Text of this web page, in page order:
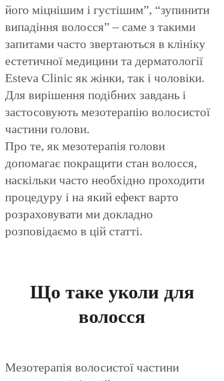
його міцнішим і густішим”, “зупинити
випадіння волосся” – саме з такими
запитами часто звертаються в клініку
естетичної медицини та дерматології
Esteva Clinic як жінки, так і чоловіки.
Для вирішення подібних завдань і
застосовують мезотерапію волосистої
частини голови.
Про те, як мезотерапія голови
допомагає покращити стан волосся,
наскільки часто необхідно проходити
процедуру і на який ефект варто
розраховувати ми докладно
розповідаємо в цій статті.
Що таке уколи для
волосся
Мезотерапія волосистої частини